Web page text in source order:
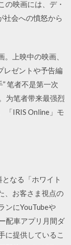
の映画には、デ・
社会への憤怒から
上映中の映画、
レゼントや予告編
笔者不是第一次
为笔者带来最强烈
「IRIS Online」モ
なる「ホワイト
、お客さま視点の
ンにYouTubeや
配車アプリ月間ダ
に提供しているこ